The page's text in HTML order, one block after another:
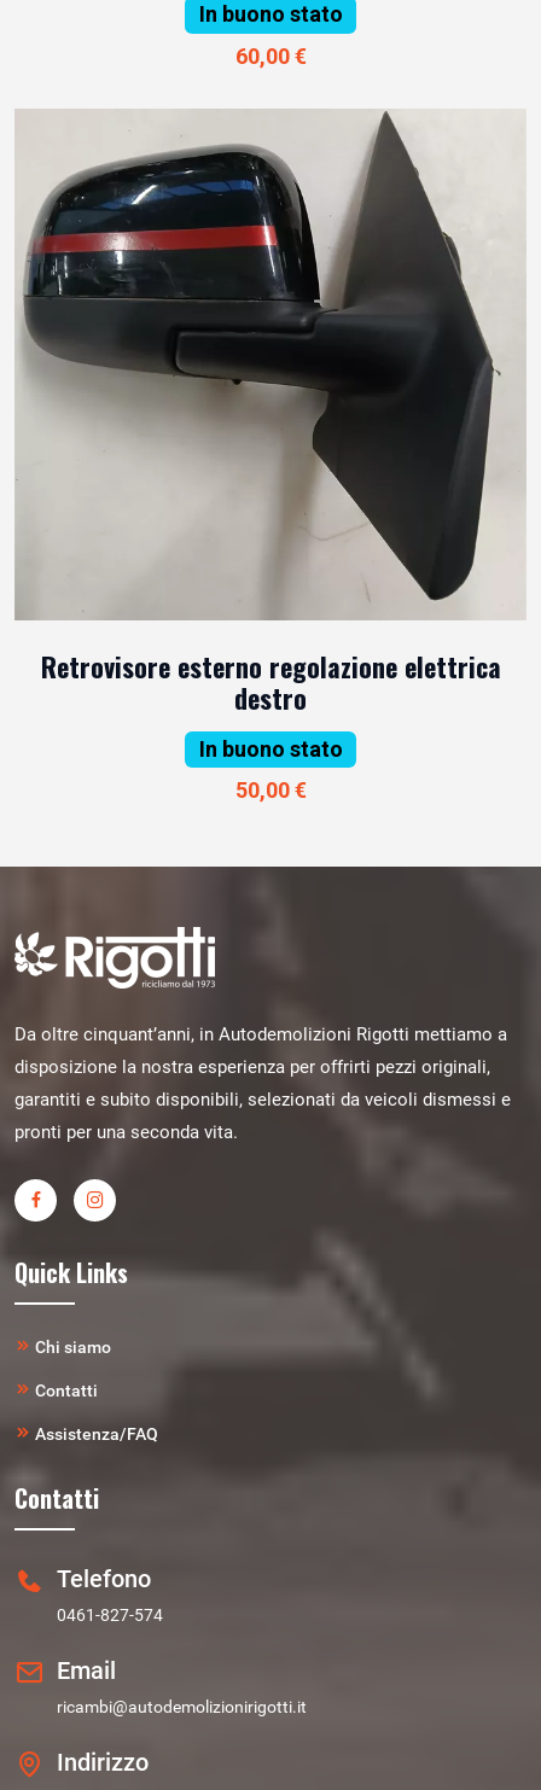
In buono stato
60,00 €
Retrovisore esterno regolazione elettrica
destro
In buono stato
50,00 €
Da oltre cinquant’anni, in Autodemolizioni Rigotti mettiamo a
disposizione la nostra esperienza per offrirti pezzi originali,
garantiti e subito disponibili, selezionati da veicoli dismessi e
pronti per una seconda vita.
Quick Links
Chi siamo
Contatti
Assistenza/FAQ
Contatti
Telefono
0461-827-574
Email
ricambi@autodemolizionirigotti.it
Indirizzo